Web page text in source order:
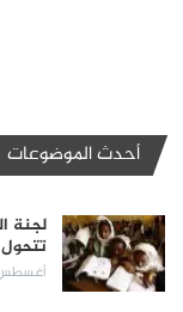
أحدث الموضوعات
لجنة
أغسطس 8,